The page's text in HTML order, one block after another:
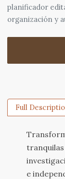
planificador
organización y
Full
e